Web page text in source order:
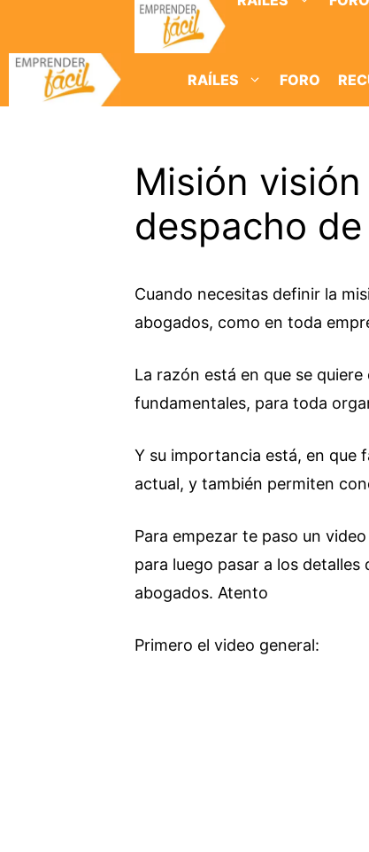
contenido
RAÍLES
FORO
Misión
despacho
Cuando necesitas definir la
abogados, como en toda
La razón está en que se
fundamentales, para toda
Y su importancia está, en que
actual, y también permiten
Para empezar te paso un
para luego pasar a los
abogados. Atento
Primero el video general: